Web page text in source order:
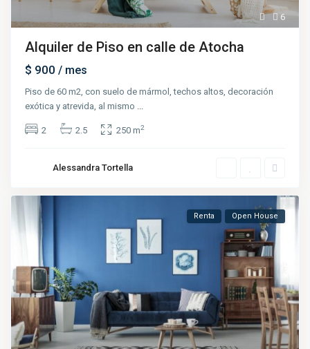
6
Alquiler de Piso en calle de Atocha
$ 900/ mes
Piso de 60 m2, con suelo de mármol, techos altos, decoración
exótica y atrevida, al mismo ...
2 2.5 250 m2
Alessandra Tortella
Renta Open House